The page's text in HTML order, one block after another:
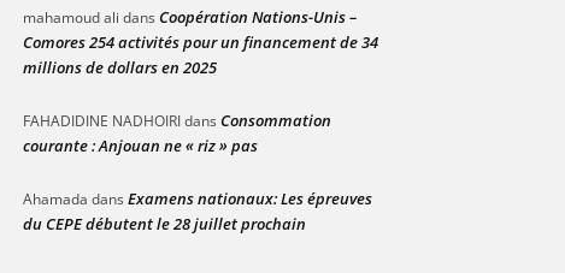
mahamoud ali dans Coopération Nations-Unis –
Comores 254 activités pour un financement de 34
millions de dollars en 2025
FAHADIDINE NADHOIRIdans Consommation
courante : Anjouan ne « riz » pas
Ahamada dans Examens nationaux: Les épreuves
du CEPE débutent le 28 juillet prochain